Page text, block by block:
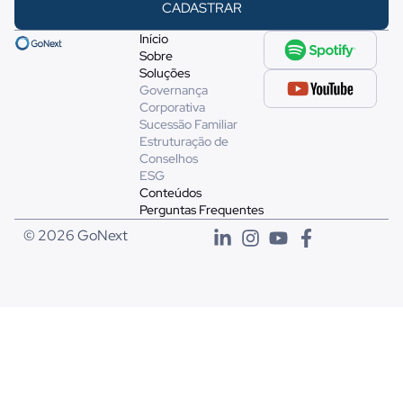
CADASTRAR
Início
Sobre
Soluções
Governança
Corporativa
Sucessão Familiar
Estruturação de
Conselhos
ESG
Conteúdos
Perguntas Frequentes
© 2026 GoNext